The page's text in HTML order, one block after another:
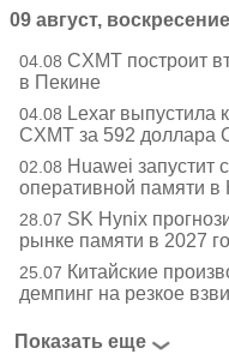
09 август, воскресение
04.08 CXMT построит
в Пекине
04.08 Lexar выпустила
CXMT за 592
02.08 Huawei запустит
оперативной памяти в
28.07 SK Hynix
рынке памяти в 2027
25.07 Китайские
демпинг на резкое
Показать еще